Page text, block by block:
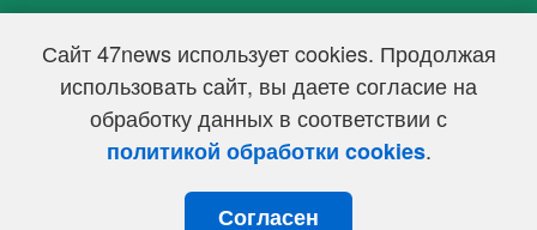
Сайт 47news использует cookies. Продолжая
использовать сайт, вы даете согласие на
обработку данных в соответствии с
политикой обработки cookies.
Согласен
47 новостей (47 news)2005 — 2026 г.
Свидетельство о регистрации СМИ Эл № ФС 77-39848, выдано
Федеральной службой по надзору в сфере связи,
информационных технологий и массовых коммуникаций